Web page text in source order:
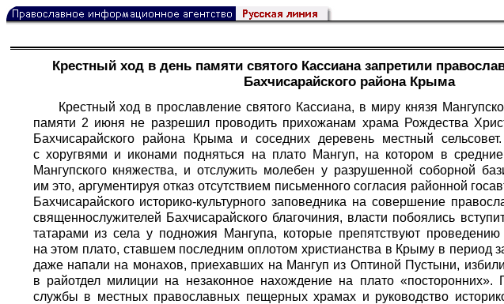
Крестный ход в день памяти святого Кассиана запретили
Бахчисарайского района Крыма
Крестный ход в прославление святого Кассиана, в миру князя
памяти 2 июня не разрешил проводить прихожанам храма Рождества
Бахчисарайского района Крыма и соседних деревень местный
с хоругвями и иконами подняться на плато Мангуп, на котором в
Мангупского княжества, и отслужить молебен у разрушенной соборной
им это, аргументируя отказ отсутствием письменного согласия районной
Бахчисарайского историко-культурного заповедника на совершение
священнослужителей Бахчисарайского благочиния, власти побоялись
татарами из села у подножия Мангупа, которые препятствуют
на этом плато, ставшем последним оплотом христианства в Крыму в период
даже напали на монахов, приехавших на Мангуп из Оптиной Пустыни,
в райотдел милиции на незаконное нахождение на плато «посторонних».
службы в местных православных пещерных храмах и руководство